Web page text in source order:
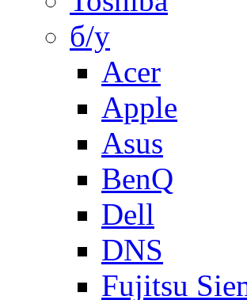
б/у
Acer
Apple
Asus
BenQ
Dell
DNS
Fujitsu